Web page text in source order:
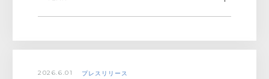
お知らせ
掲載情報
2026.6.01
プレスリリース